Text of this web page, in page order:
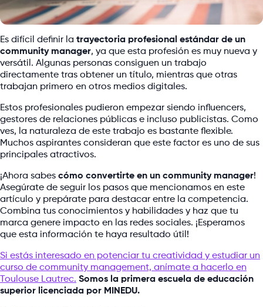
Es difícil definir la trayectoria profesional estándar de un
community manager, ya que esta profesión es muy nueva y
versátil. Algunas personas consiguen un trabajo
directamente tras obtener un título, mientras que otras
trabajan primero en otros medios digitales.
Estos profesionales pudieron empezar siendo influencers,
gestores de relaciones públicas e incluso publicistas. Como
ves, la naturaleza de este trabajo es bastante flexible.
Muchos aspirantes consideran que este factor es uno de sus
principales atractivos.
¡Ahora sabes cómo convertirte en un community manager!
Asegúrate de seguir los pasos que mencionamos en este
artículo y prepárate para destacar entre la competencia.
Combina tus conocimientos y habilidades y haz que tu
marca genere impacto en las redes sociales. ¡Esperamos
que esta información te haya resultado útil!
Si estás interesado en potenciar tu creatividad y estudiar un
curso de community management, anímate a hacerlo en
Toulouse Lautrec. Somos la primera escuela de educación
superior licenciada por MINEDU.